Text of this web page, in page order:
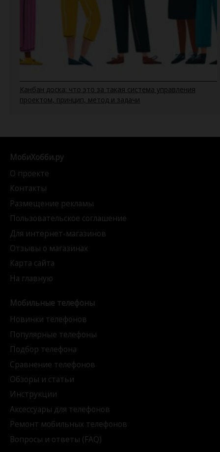
Канбан доска: что это за такая система управления
проектом, принцип, метод и задачи
МобиХобби.ру
О проекте
Контакты
Размещение рекламы
Пользовательское соглашение
Для интернет-магазинов
Отзывы о магазинах
Карта сайта
На главную
Мобильные телефоны
Новинки телефонов
Популярные телефоны
Подбор телефона
Сравнение телефонов
Обзоры и статьи
Инструкции
Аксессуары для телефонов
Ремонт мобильных телефонов
Вопросы и ответы (FAQ)